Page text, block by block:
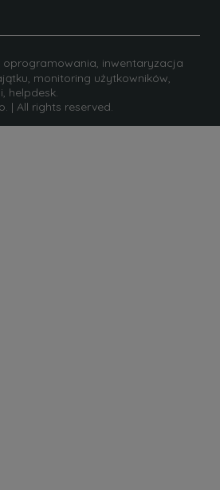
oprogramowania, inwentaryzacja
monitoring użytkowników,
helpdesk.
| All rights reserved.